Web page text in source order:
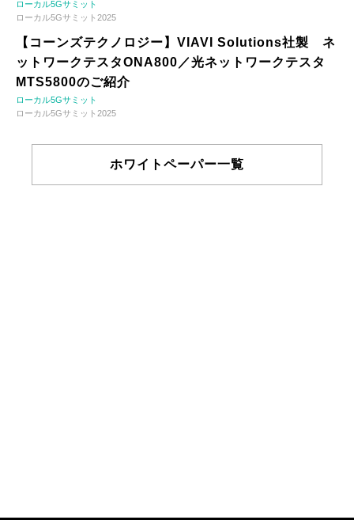
ローカル5Gサミット
ローカル5Gサミット2025
【コーンズテクノロジー】VIAVI Solutions社製 ネ
ットワークテスタONA800／光ネットワークテスタ
MTS5800のご紹介
ローカル5Gサミット
ローカル5Gサミット2025
ホワイトペーパー一覧